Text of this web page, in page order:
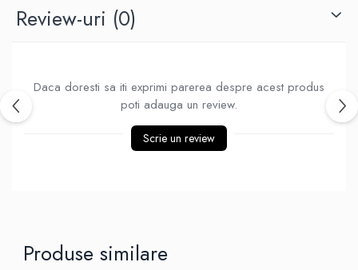
Step 1
Step 4
Step 5
Review-uri (0)
Daca doresti sa iti exprimi parerea despre acest produs
poti adauga un review.
Scrie un review
Produse similare